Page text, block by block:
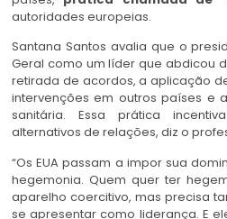
autoridades europeias.
Santana Santos avalia que o
Geral como um líder que abdicou
retirada de acordos, a aplicação
intervenções em outros países e
sanitária. Essa prática
alternativos de relações, diz o
“Os EUA passam a impor sua
hegemonia. Quem quer ter
aparelho coercitivo, mas precisa
se apresentar como liderança. E